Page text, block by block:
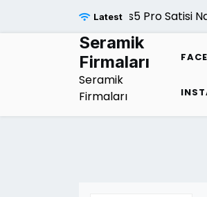
LatestPs5 Pro Satisi
Seramik
Firmaları
Seramik
Firmaları